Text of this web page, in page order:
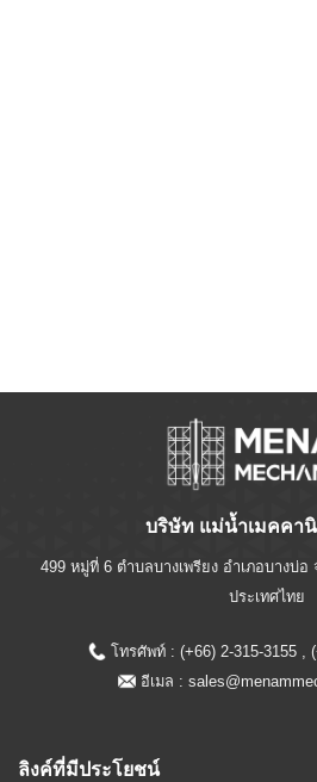
บริษัท แม่น้ำเมคคา
499 หมู่ที่ 6 ตำบลบางเพรียง อำเภอบางบ่
ประเทศไทย
โทรศัพท์ : (+66) 2-315-3155 ,
อีเมล :
ลิงค์ที่มีประโยชน์